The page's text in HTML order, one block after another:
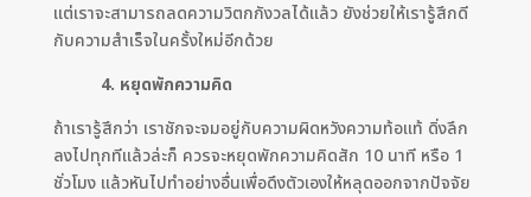
แต่เราจะสามารถลดความวิตกกังวลได้แล้ว ยังช่วยให้เรารู้สึกดี
กับความสำเร็จในครั้งใหม่อีกด้วย
4. หยุดพักความคิด
ถ้าเรารู้สึกว่า เราชักจะจมอยู่กับความผิดหวังความท้อแท้ ดิ่งลึก
ลงไปทุกทีแล้วล่ะก็ ควรจะหยุดพักความคิดสัก 10 นาที หรือ 1
ชั่วโมง แล้วหันไปทำอย่างอื่นเพื่อดึงตัวเองให้หลุดออกจากปัจจัย